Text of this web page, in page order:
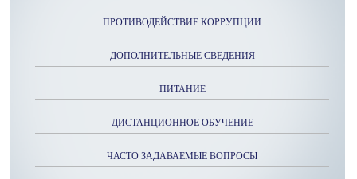
ПРОТИВОДЕЙСТВИЕ КОРРУПЦИИ
ДОПОЛНИТЕЛЬНЫЕ СВЕДЕНИЯ
ПИТАНИЕ
ДИСТАНЦИОННОЕ ОБУЧЕНИЕ
ЧАСТО ЗАДАВАЕМЫЕ ВОПРОСЫ